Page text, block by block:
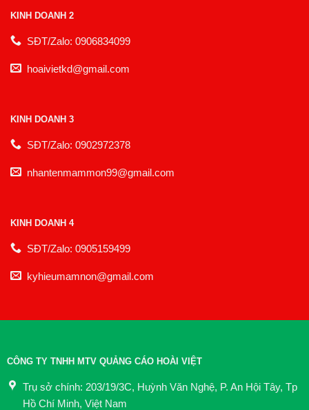
KINH DOANH 2
SĐT/Zalo: 0906834099
hoaivietkd@gmail.com
KINH DOANH 3
SĐT/Zalo: 0902972378
nhantenmammon99@gmail.com
KINH DOANH 4
SĐT/Zalo: 0905159499
kyhieumamnon@gmail.com
CÔNG TY TNHH MTV QUẢNG CÁO HOÀI VIỆT
Trụ sở chính: 203/19/3C, Huỳnh Văn Nghệ, P. An Hội Tây, Tp
Hồ Chí Minh, Việt Nam